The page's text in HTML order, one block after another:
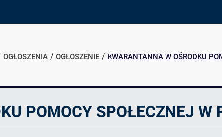
OGŁOSZENIA OGŁOSZENIE KWARANTANNA W OŚRODKU
POMOCY SPOŁECZNEJ W